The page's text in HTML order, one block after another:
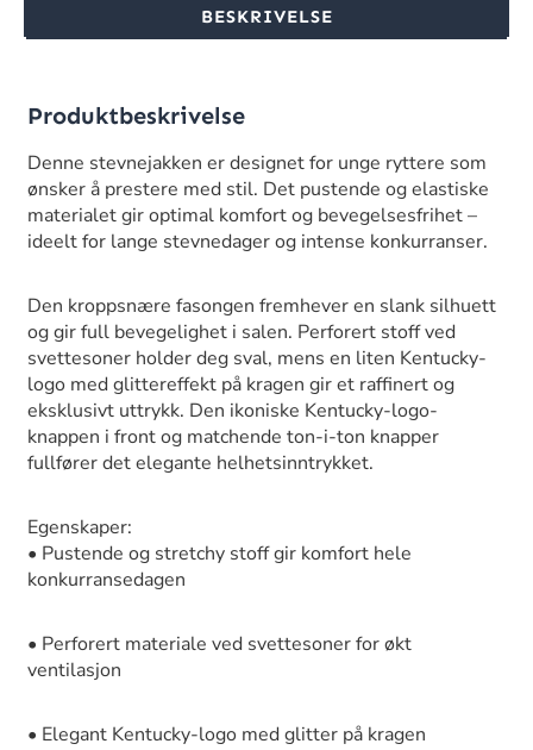
BESKRIVELSE
Produktbeskrivelse
Denne stevnejakken er designet for unge ryttere som
ønsker å prestere med stil. Det pustende og elastiske
materialet gir optimal komfort og bevegelsesfrihet –
ideelt for lange stevnedager og intense konkurranser.
Den kroppsnære fasongen fremhever en slank silhuett
og gir full bevegelighet i salen. Perforert stoff ved
svettesoner holder deg sval, mens en liten Kentucky-
logo med glittereffekt på kragen gir et raffinert og
eksklusivt uttrykk. Den ikoniske Kentucky-logo-
knappen i front og matchende ton-i-ton knapper
fullfører det elegante helhetsinntrykket.
Egenskaper:
• Pustende og stretchy stoff gir komfort hele
konkurransedagen
• Perforert materiale ved svettesoner for økt
ventilasjon
• Elegant Kentucky-logo med glitter på kragen